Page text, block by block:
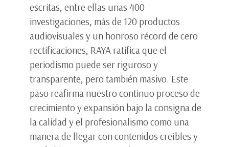
escritas, entre ellas unas 400
investigaciones, más de 120 productos
audiovisuales y un honroso récord de cero
rectificaciones, RAYA ratifica que el
periodismo puede ser riguroso y
transparente, pero también masivo. Este
paso reafirma nuestro continuo proceso de
crecimiento y expansión bajo la consigna de
la calidad y el profesionalismo como una
manera de llegar con contenidos creíbles y